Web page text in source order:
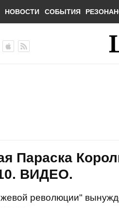
НОВОСТИ СОБЫТИЯ
Параска
ВИДЕО.
революции"